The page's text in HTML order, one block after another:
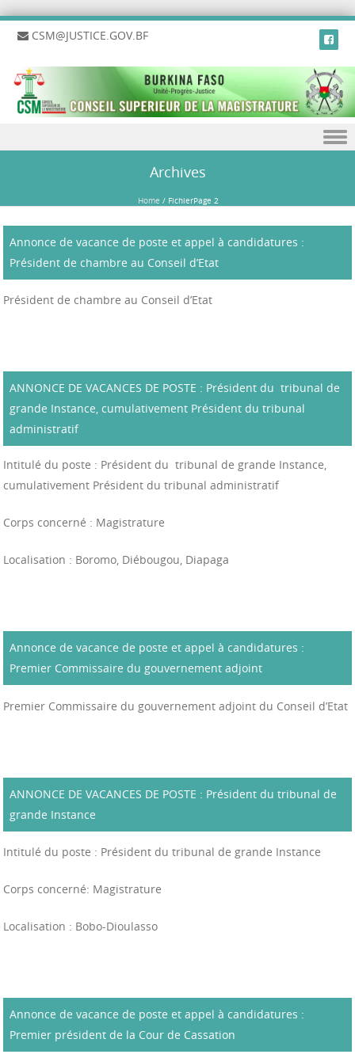
CSM@JUSTICE.GOV.BF
Archives
Home / FichierPage 2
Annonce de vacance de poste et appel à candidatures :
Président de chambre au Conseil d’Etat
Président de chambre au Conseil d’Etat
ANNONCE DE VACANCES DE POSTE : Président du tribunal de
grande Instance, cumulativement Président du tribunal
administratif
Intitulé du poste : Président du tribunal de grande Instance,
cumulativement Président du tribunal administratif
Corps concerné : Magistrature
Localisation : Boromo, Diébougou, Diapaga
Annonce de vacance de poste et appel à candidatures :
Premier Commissaire du gouvernement adjoint
Premier Commissaire du gouvernement adjoint du Conseil d’Etat
ANNONCE DE VACANCES DE POSTE : Président du tribunal de
grande Instance
Intitulé du poste : Président du tribunal de grande Instance
Corps concerné: Magistrature
Localisation : Bobo-Dioulasso
Annonce de vacance de poste et appel à candidatures :
Premier président de la Cour de Cassation